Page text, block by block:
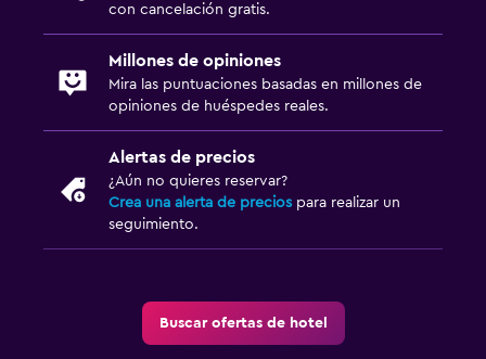
con cancelación gratis.
Millones de opiniones
Mira las puntuaciones basadas en millones de
opiniones de huéspedes reales.
Alertas de precios
¿Aún no quieres reservar?
Crea una alerta de precios para realizar un
seguimiento.
Buscar ofertas de hotel